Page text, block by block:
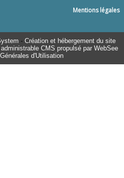
Mentions légales
- Création et hébergement du site
CMS propulsé par WebSee
d'Utilisation